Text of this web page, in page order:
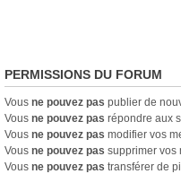
PERMISSIONS DU FORUM
Vous ne pouvez pas publier de
Vous ne pouvez pas répondre aux
Vous ne pouvez pas modifier vos
Vous ne pouvez pas supprimer vos
Vous ne pouvez pas transférer de